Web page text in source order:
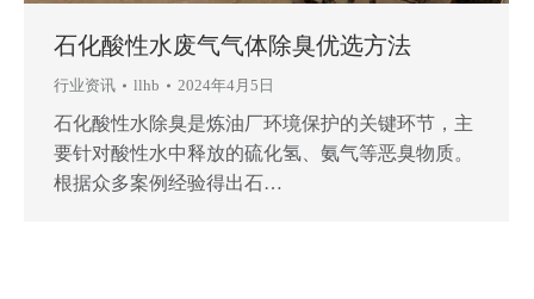
石化酸性水废气气体除臭优选方法
行业资讯 llhb 2024年4月5日
石化酸性水除臭是炼油厂环境保护的关键环节，主
要针对酸性水中释放的硫化氢、氨气等恶臭物质。
根据众多案例经验得出石…